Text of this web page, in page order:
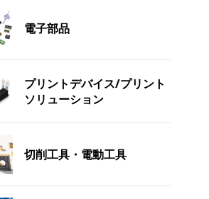
電子部品
プリントデバイス/プリント
ソリューション
切削工具・電動工具